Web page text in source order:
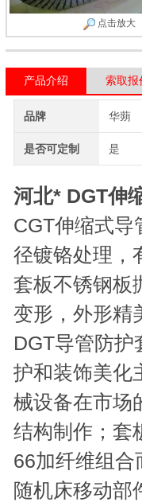
点击放大
产品介绍 索取报
品牌 华蒴
是否可定制 是
河北* DGT伸
CGT伸缩式导
径镀铬处理，
套板不锈钢板
变形，外形精
DGT导管防
护和装饰美化
械设备在市场
结构制作；套
66加纤维组
随机床移动部